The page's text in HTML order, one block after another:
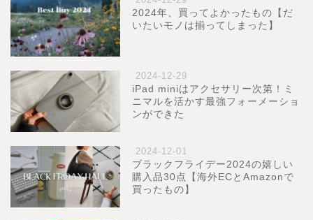
2024年、買ってよかったもの【だ
いたいモノは揃ってしまった】
2024-12-29
iPad miniはアクセサリー次第！ミ
ニマルを活かす最強フォーメーショ
ンができた
2024-12-01
ブラックフライデー2024の嬉しい
購入品30点【海外ECとAmazonで
買ったもの】